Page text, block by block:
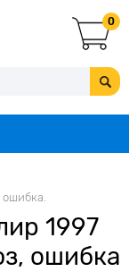
0
ошибка.
1997
ошибка